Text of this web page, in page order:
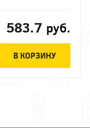
583.7 руб.
В КОРЗИНУ